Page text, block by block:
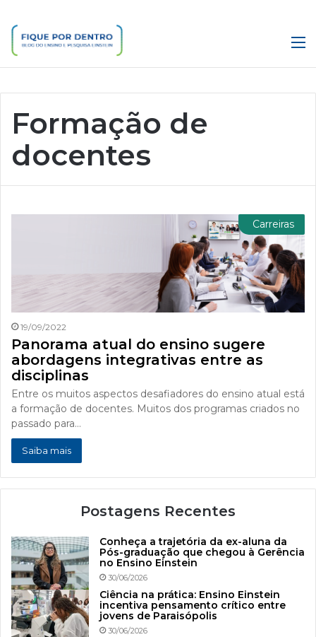
Formação de
docentes
Carreiras
19/09/2022
Panorama atual do ensino sugere
abordagens integrativas entre as
disciplinas
Entre os muitos aspectos desafiadores do ensino atual está
a formação de docentes. Muitos dos programas criados no
passado para…
Saiba mais
Postagens Recentes
Conheça a trajetória da ex-aluna da
Pós-graduação que chegou à Gerência
no Ensino Einstein
30/06/2026
Ciência na prática: Ensino Einstein
incentiva pensamento crítico entre
jovens de Paraisópolis
30/06/2026